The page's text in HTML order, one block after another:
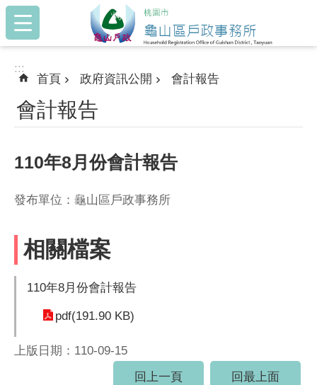
跳到主要內容區塊
:::
:::
首頁 政府資訊公開 會計報告
會計報告
110年8月份會計報告
發布單位：龜山區戶政事務所
相關檔案
110年8月份會計報告
pdf(191.90 KB)
上版日期：110-09-15
回上一頁
回最上面